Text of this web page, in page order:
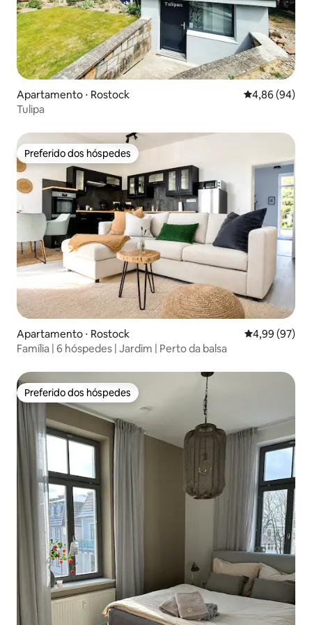
Apartamento ⋅ Rostock 4,86 de uma
4,86 (94)
Tulipa
Preferido dos hóspedes
Preferido dos hóspedes
Apartamento ⋅ Rostock 4,99 de uma
4,99 (97)
Família | 6 hóspedes | Jardim | Perto da balsa
Preferido dos hóspedes
Preferido dos hóspedes